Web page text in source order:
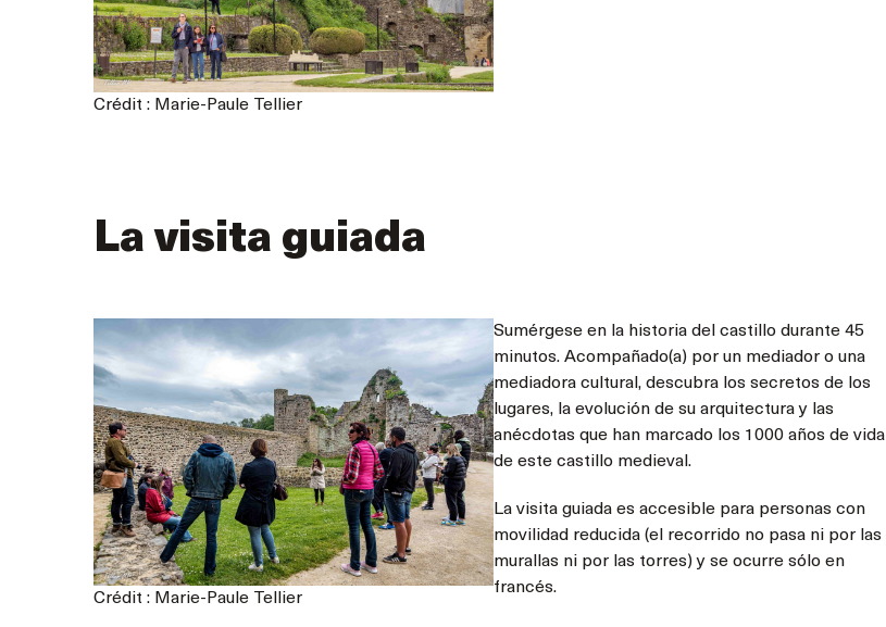
Crédit : Marie-Paule Tellier
La visita guiada
Crédit : Marie-Paule Tellier
Sumérgese en la historia del castillo durante 45
minutos. Acompañado(a) por un mediador o una
mediadora cultural, descubra los secretos de los
lugares, la evolución de su arquitectura y las
anécdotas que han marcado los 1000 años de vida
de este castillo medieval.
La visita guiada es accesible para personas con
movilidad reducida (el recorrido no pasa ni por las
murallas ni por las torres) y se ocurre sólo en
francés.